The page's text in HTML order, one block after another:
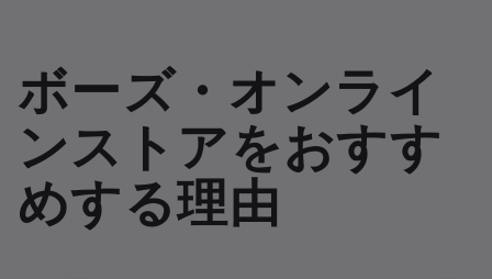
ボーズ・オンライ
ンストアをおすす
めする理由